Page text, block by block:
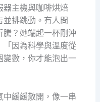
器主機與咖啡烘焙
排跳動。有人問
騰？她端起一杯剛沖
「因為科學與溫度從
變數，你才能泡出一
中緩緩散開，像一串